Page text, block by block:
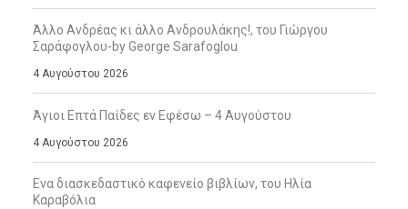
Άλλο Ανδρέας κι άλλο Ανδρουλάκης!, του Γιώργου
Σαράφογλου-by George Sarafoglou
4 Αυγούστου 2026
Άγιοι Επτά Παίδες εν Εφέσω – 4 Αυγούστου
4 Αυγούστου 2026
Ενα διασκεδαστικό καφενείο βιβλίων, του Ηλία
Καραβόλια